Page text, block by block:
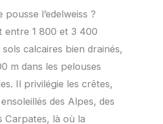
l’edelweiss ?
entre 1 800 et 3 400
calcaires bien drainés,
m dans les pelouses
Il privilégie les crêtes,
des Alpes, des
Carpates, là où la